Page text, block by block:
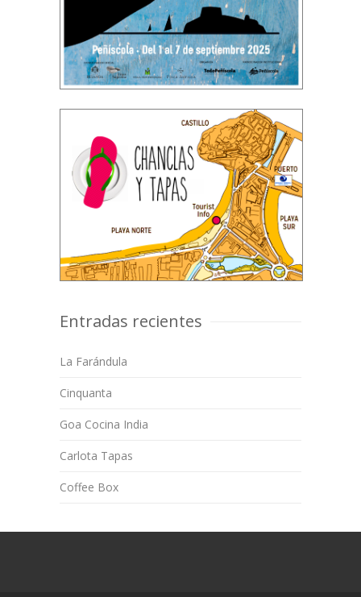
Entradas recientes
La Farándula
Cinquanta
Goa Cocina India
Carlota Tapas
Coffee Box